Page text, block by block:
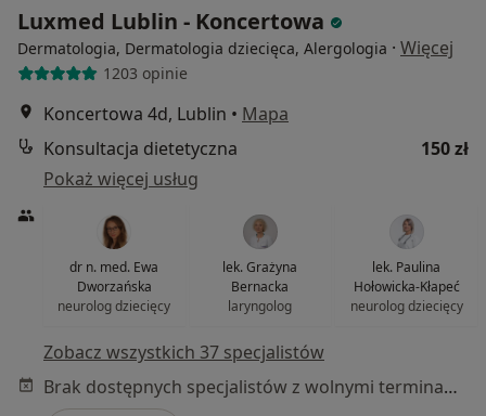
Luxmed Lublin - Koncertowa
Dermatologia, Dermatologia dziecięca, Alergologia · Więcej
1203 opinie
Koncertowa 4d, Lublin • Mapa
Konsultacja dietetyczna
150 zł
Pokaż więcej usług
dr n. med. Ewa
Dworzańska
neurolog dziecięcy
lek. Grażyna
Bernacka
laryngolog
lek. Paulina
Hołowicka-Kłapeć
neurolog dziecięcy
Zobacz wszystkich 37 specjalistów
Brak dostępnych specjalistów z wolnymi terminami w tym centrum medycznym.